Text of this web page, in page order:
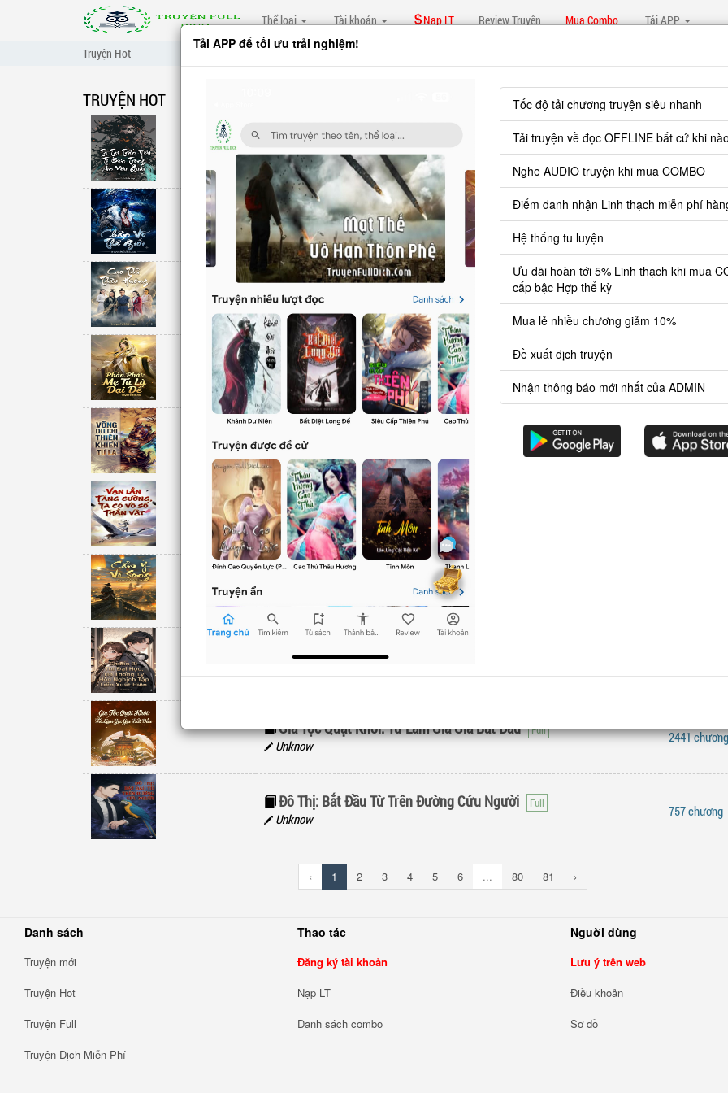
Thể loại Tài khoản Nạp LT Review Truyện Mua Combo Tải APP
Truyện Hot
TRUYỆN HOT
Ta Tại Trấn Yêu Ti Bên Trong Ăn Yêu Quái
Unknow
2216 chương
Chân Võ Thế Giới
Unknow
2769 chương
Cao Thủ Thâu Hương
Unknow
Phản Phái: Mẹ Ta Là Đại Đế
Unknow
1685 chương
Võng Du Chi Thiên Khiển Tu La
Unknow
1716 chương
Vạn Lần Tăng Cường, Ta Có Vô Số Thần Vật
Unknow
Unknow
Gia Tộc Quật Khởi: Từ Làm Gia Gia Bắt Đầu
Unknow
2441 chương
Đô Thị: Bắt Đầu Từ Trên Đường Cứu Người
Unknow 757 chương
‹ 1 2 3 4 5 6 ... 80 81 ›
Danh sách
Truyện mới
Truyện Hot
Truyện Full
Truyện Dịch Miễn Phí
Thao tác
Đăng ký tài khoản
Nạp LT
Danh sách combo
Nguời dùng
Lưu ý trên web
Điều khoản
Sơ đồ
Tải APP để tối ưu trải nghiệm!
Tốc độ tải chương truyện siêu nhanh
Tải truyện về đọc OFFLINE bất cứ khi nào
Nghe AUDIO truyện khi mua COMBO
Điểm danh nhận Linh thạch miễn phí
Hệ thống tu luyện
Ưu đãi hoàn tới 5% Linh thạch khi mua
cấp bậc Hợp thể kỳ
Mua lẻ nhiều chương giảm 10%
Đề xuất dịch truyện
Nhận thông báo mới nhất của ADMIN